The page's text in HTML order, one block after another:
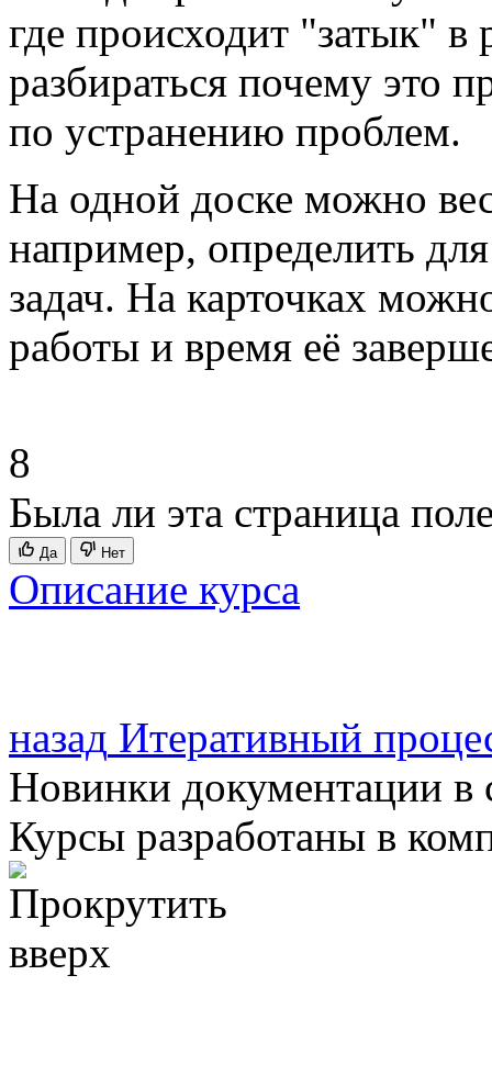
где происходит "затык" в
разбираться почему это
по устранению проблем.
На одной доске можно
например, определить
задач. На карточках
работы и время её
8
Была ли эта страница
Да Нет
Описание курса
назад Итеративный
Новинки документации в
Курсы разработаны в